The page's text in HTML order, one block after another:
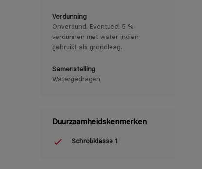
Verdunning
Onverdund. Eventueel 5 %
verdunnen met water indien
gebruikt als grondlaag.
Samenstelling
Watergedragen
Duurzaamheidskenmerken
Schrobklasse 1